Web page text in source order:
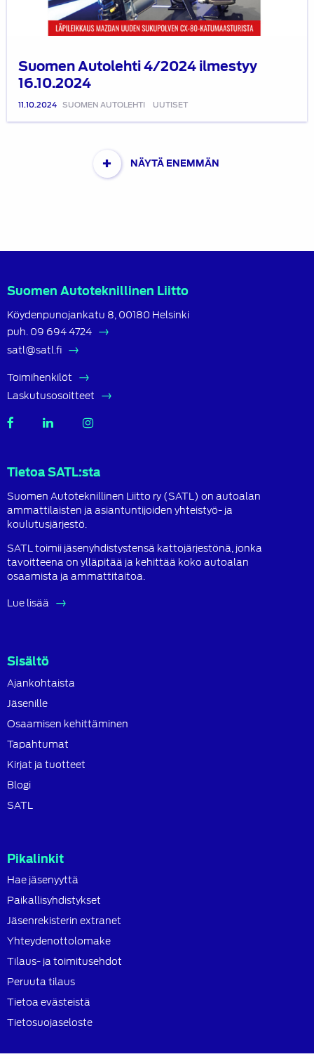
Suomen Autolehti 4/2024 ilmestyy
16.10.2024
11.10.2024 SUOMEN AUTOLEHTI UUTISET
+ NÄYTÄ ENEMMÄN
Suomen Autoteknillinen Liitto
Köydenpunojankatu 8, 00180 Helsinki
puh. 09 694 4724
satl@satl.fi
Toimihenkilöt
Laskutusosoitteet
SATL
SATL
Tietoa SATL:sta
Suomen Autoteknillinen Liitto ry (SATL) on autoalan
ammattilaisten ja asiantuntijoiden yhteistyö- ja
koulutusjärjestö.
SATL toimii jäsenyhdistystensä kattojärjestönä, jonka
tavoitteena on ylläpitää ja kehittää koko autoalan
osaamista ja ammattitaitoa.
Lue lisää
Sisältö
Ajankohtaista
Jäsenille
Osaamisen kehittäminen
Tapahtumat
Kirjat ja tuotteet
Blogi
SATL
Pikalinkit
Hae jäsenyyttä
Paikallisyhdistykset
Jäsenrekisterin extranet
Yhteydenottolomake
Tilaus- ja toimitusehdot
Peruuta tilaus
Tietoa evästeistä
Tietosuojaseloste